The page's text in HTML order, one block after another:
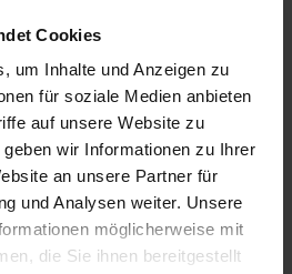
Cookies
um Inhalte und Anzeigen zu
für soziale Medien anbieten
auf unsere Website zu
wir Informationen zu Ihrer
an unsere Partner für
und Analysen weiter. Unsere
möglicherweise mit
die Sie ihnen bereitgestellt
der Marke Sacha sind mit
Beige abgesetzt. Die Sohle
Als Schuhpflege empfehlen